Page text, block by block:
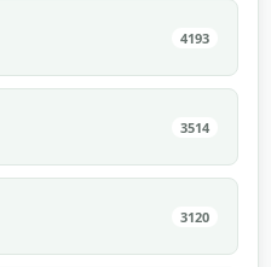
4193
3514
3120